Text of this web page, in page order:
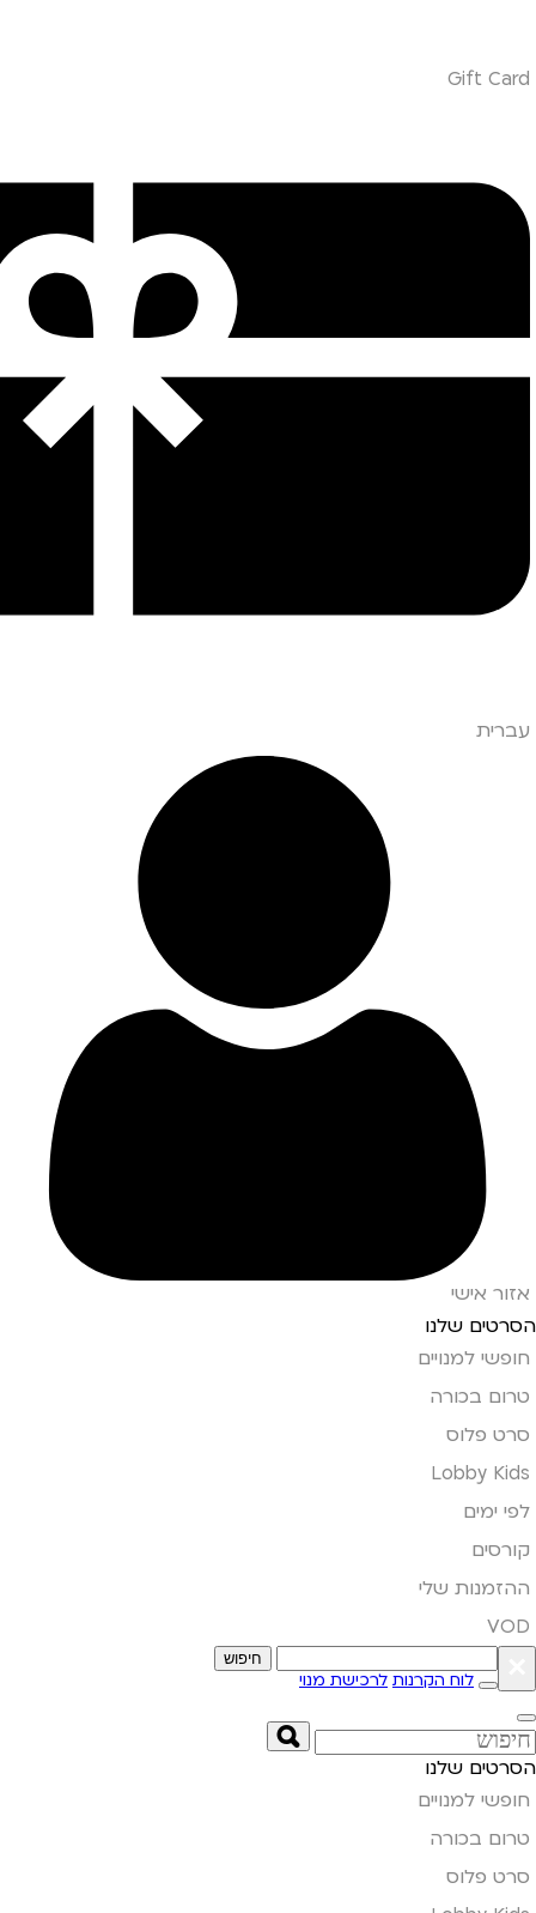
Gift Card
עברית
אזור אישי
הסרטים שלנו
חופשי למנויים
טרום בכורה
סרט פלוס
Lobby Kids
לפי ימים
קורסים
ההזמנות שלי
VOD
חיפוש
לוח הקרנות לרכישת מנוי
הסרטים שלנו
חופשי למנויים
טרום בכורה
סרט פלוס